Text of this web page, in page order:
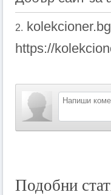
2. kolekcioner.bg
https://
Подобни